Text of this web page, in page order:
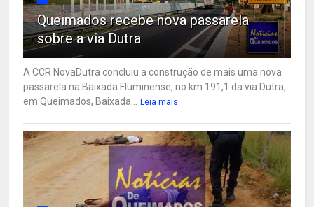
Queimados recebe nova passarela
sobre a via Dutra
A CCR NovaDutra concluiu a construção de mais uma nova
passarela na Baixada Fluminense, no km 191,1 da via Dutra,
em Queimados, Baixada...
Leia mais